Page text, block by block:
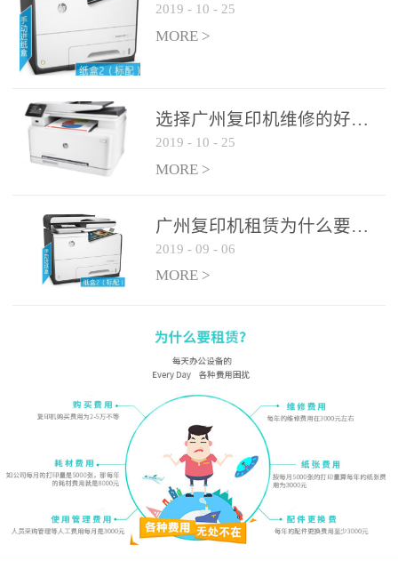
2019 - 10 - 25
MORE >
选择广州复印机维修的好处有哪些?
2019 - 10 - 25
MORE >
广州复印机租赁为什么要选大平台
2019 - 09 - 06
MORE >